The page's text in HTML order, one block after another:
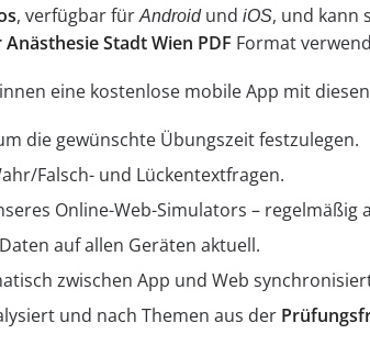
, verfügbar fürAndroidund iOS, und kann
Stadt Wien PDF Format
eine kostenlose mobile App mit
die gewünschte Übungszeit festzulegen.
Falsch- und Lückentextfragen.
Online-Web-Simulators – regelmäßig
auf allen Geräten aktuell.
zwischen App und Web
und nach Themen aus der